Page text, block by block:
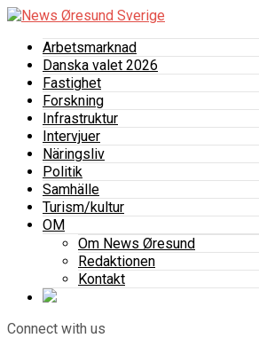
Arbetsmarknad
Danska valet 2026
Fastighet
Forskning
Infrastruktur
Intervjuer
Näringsliv
Politik
Samhälle
Turism/kultur
OM
Om News Øresund
Redaktionen
Kontakt
Connect with us